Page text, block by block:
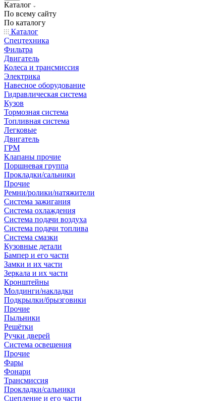
Каталог
По всему сайту
По каталогу
Каталог
Спецтехника
Фильтра
Двигатель
Колеса и трансмиссия
Электрика
Навесное оборудование
Гидравлическая система
Кузов
Тормозная система
Топливная система
Легковые
Двигатель
ГРМ
Клапаны прочие
Поршневая группа
Прокладки/сальники
Прочие
Ремни/ролики/натяжители
Система зажигания
Система охлаждения
Система подачи воздуха
Система подачи топлива
Система смазки
Кузовные детали
Бампер и его части
Замки и их части
Зеркала и их части
Кронштейны
Молдинги/накладки
Подкрылки/брызговики
Прочие
Пыльники
Решётки
Ручки дверей
Система освещения
Прочие
Фары
Фонари
Трансмиссия
Прокладки/сальники
Сцепление и его части